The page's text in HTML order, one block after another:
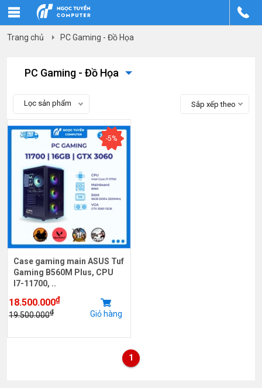
Trang chủ PC Gaming - Đồ Họa
PC Gaming - Đồ Họa
Lọc sản phẩm Sắp xếp theo
-5%
Case gaming main ASUS Tuf
Gaming B560M Plus, CPU
I7-11700, ..
18.500.000₫
19.500.000₫ Giỏ hàng
1